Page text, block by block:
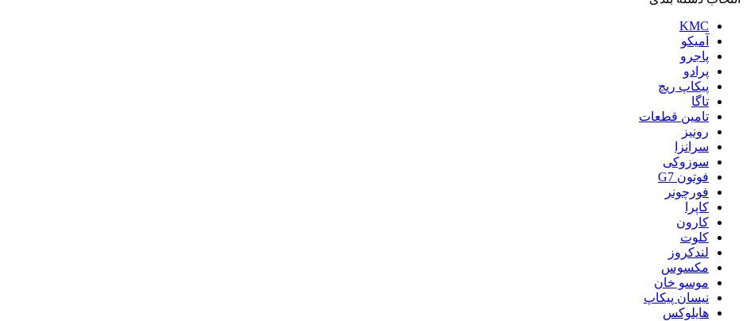
KMC
آمیکو
پاجرو
پرادو
پیکاپ ریچ
تاگا
تامین قطعات
رونیز
سرانزا
سوزوکی
فوتون G7
فورچونر
کاپرا
کارون
کلوت
لندکروز
مکسوس
موسو خان
نیسان پیکاپ
هایلوکس